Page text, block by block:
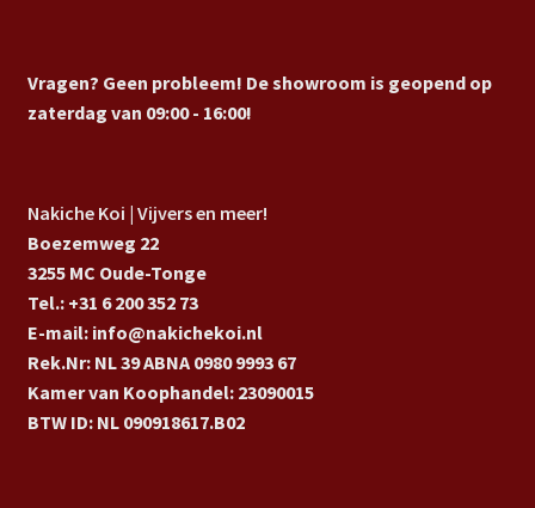
Vragen? Geen probleem! De showroom is geopend op
zaterdag van 09:00 - 16:00!
Nakiche Koi | Vijvers en meer!
Boezemweg 22
3255 MC Oude-Tonge
Tel.: +31 6 200 352 73
E-mail: info@nakichekoi.nl
Rek.Nr: NL 39 ABNA 0980 9993 67
Kamer van Koophandel: 23090015
BTW ID: NL 090918617.B02